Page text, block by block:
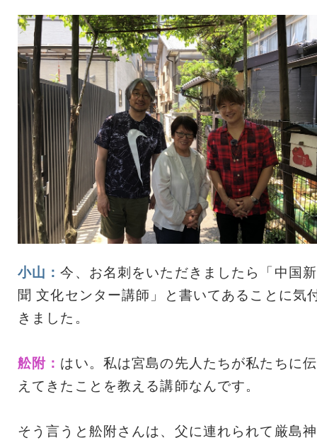
小山：今、お名刺をいただきましたら「中国新
聞 文化センター講師」と書いてあることに気
きました。
舩附： はい。私は宮島の先人たちが私たちに伝
えてきたことを教える講師なんです。
そう言うと舩附さんは、父に連れられて厳島神